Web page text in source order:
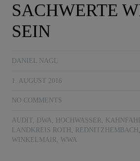
SACHWERTE
SEIN
DANIEL NAGL
1. AUGUST 2016
NO COMMENTS
AUDIT DWA HOCHWASSER
LANDKREIS ROTH
REDNITZHEMBACH
WINKELMAIR
WWA